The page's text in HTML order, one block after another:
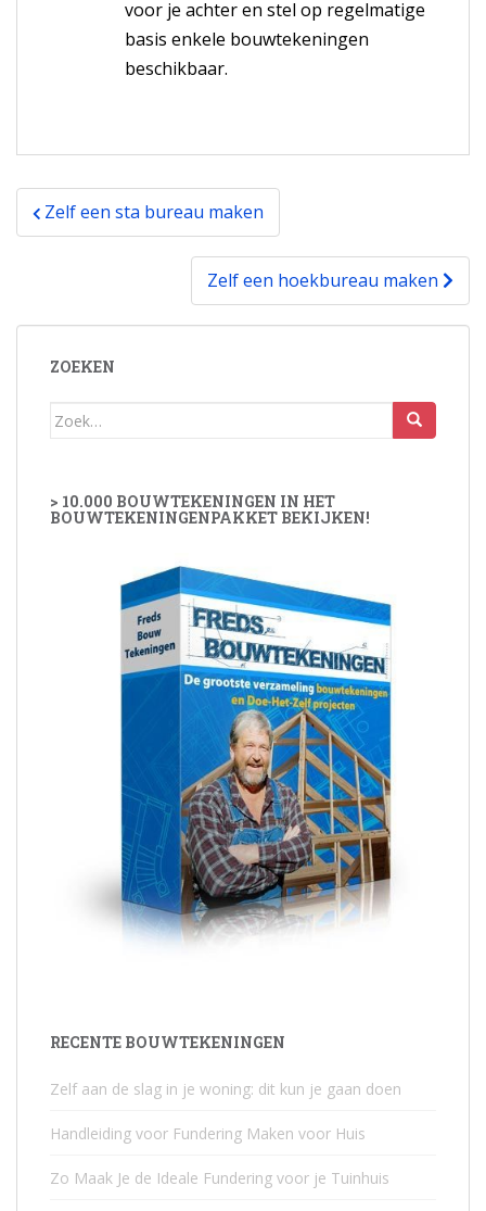
voor je achter en stel op regelmatige
basis enkele bouwtekeningen
beschikbaar.
Bericht
navigatie
Zelf een sta bureau maken
Zelf een hoekbureau maken
ZOEKEN
Zoek
> 10.000 BOUWTEKENINGEN IN HET
BOUWTEKENINGENPAKKET BEKIJKEN!
RECENTE BOUWTEKENINGEN
Zelf aan de slag in je woning: dit kun je gaan doen
Handleiding voor Fundering Maken voor Huis
Zo Maak Je de Ideale Fundering voor je Tuinhuis